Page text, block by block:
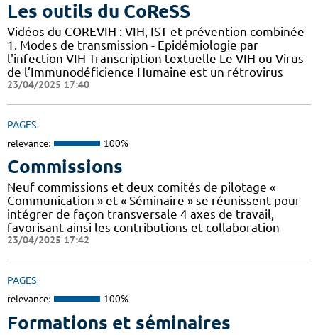
Les outils du CoReSS
Vidéos du COREVIH : VIH, IST et prévention combinée
1. Modes de transmission - Epidémiologie par
l'infection VIH Transcription textuelle Le VIH ou Virus
de l’Immunodéficience Humaine est un rétrovirus
23/04/2025 17:40
PAGES
relevance: 100%
Commissions
Neuf commissions et deux comités de pilotage «
Communication » et « Séminaire » se réunissent pour
intégrer de façon transversale 4 axes de travail,
favorisant ainsi les contributions et collaboration
23/04/2025 17:42
PAGES
relevance: 100%
Formations et séminaires